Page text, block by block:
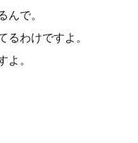
んで。
るわけですよ。
よ。